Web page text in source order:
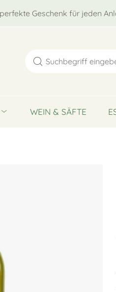
Geschenk für jeden
WEIN & SÄFTE